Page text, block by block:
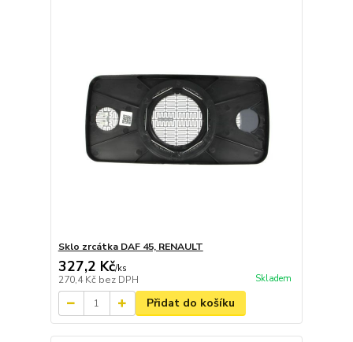
Sklo zrcátka DAF 45, RENAULT
327,2 Kč/ks
270,4 Kč bez DPH Skladem
Přidat do košíku